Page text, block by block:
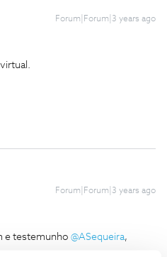
Forum|Forum|3 years ago
Forum|Forum|3 years ago
e testemunho @ASequeira,